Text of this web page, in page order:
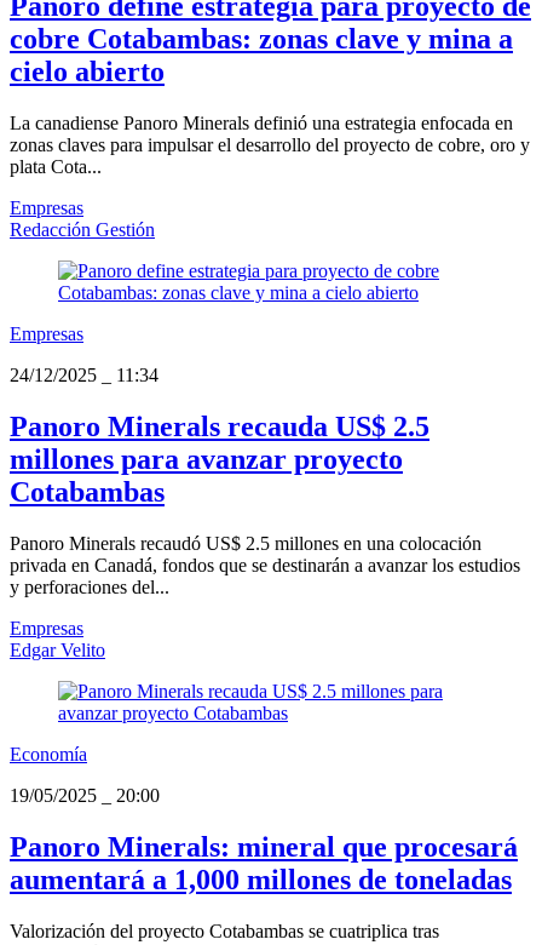
Panoro define estrategia para proyecto de
cobre Cotabambas: zonas clave y mina a
cielo abierto
La canadiense Panoro Minerals definió una estrategia enfocada en
zonas claves para impulsar el desarrollo del proyecto de cobre, oro y
plata Cota...
Empresas
Redacción Gestión
Empresas
24/12/2025
11:34
Panoro Minerals recauda US$ 2.5
millones para avanzar proyecto
Cotabambas
Panoro Minerals recaudó US$ 2.5 millones en una colocación
privada en Canadá, fondos que se destinarán a avanzar los estudios
y perforaciones del...
Empresas
Edgar Velito
Economía
19/05/2025
20:00
Panoro Minerals: mineral que procesará
aumentará a 1,000 millones de toneladas
Valorización del proyecto Cotabambas se cuatriplica tras